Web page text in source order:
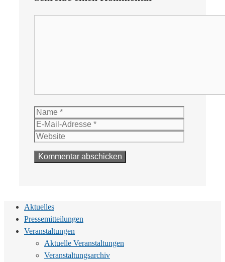
Name
Aktuelles
Pressemitteilungen
Veranstaltungen
Aktuelle Veranstaltungen
Veranstaltungsarchiv